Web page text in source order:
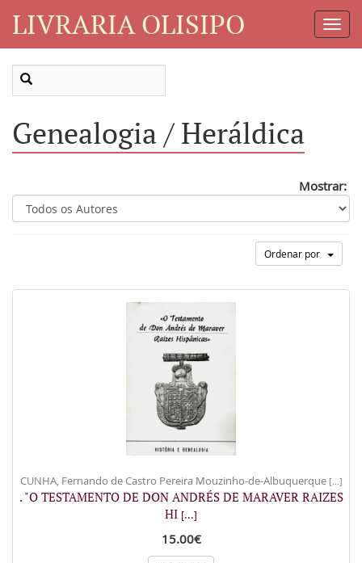
LIVRARIA OLISIPO
Genealogia / Heráldica
Mostrar:
Ordenar por
CUNHA, Fernando de Castro Pereira Mouzinho-de-Albuquerque [...]
. "O TESTAMENTO DE DON ANDRÉS DE MARAVER RAIZES
HI [...]
15.00€